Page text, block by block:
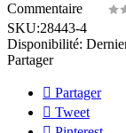
Commentaire
SKU:28443-4
Disponibilité:
Partager
Partager
Tweet